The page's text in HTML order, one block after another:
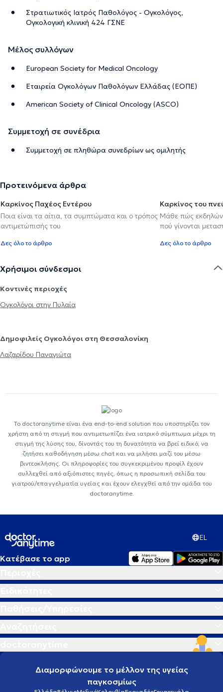
Στρατιωτικός Ιατρός Παθολόγος - Ογκολόγος,
Ογκολογική κλινική 424 ΓΣΝΕ
Μέλος συλλόγων
European Society for Medical Oncology
Εταιρεία Ογκολόγων Παθολόγων Ελλάδας (ΕΟΠΕ)
American Society of Clinical Oncology (ASCO)
Συμμετοχή σε συνέδρια
Συμμετοχή σε πληθώρα συνεδρίων ως ομιλητής
Προτεινόμενα άρθρα
Καρκίνος Παχέος Εντέρου
Ποια είναι τα αίτια, τα συμπτώματα και ο τρόπος
αντιμετώπισής του
Δες όλο το άρθρο
Καρκίνος του
Μάθε πώς
πού γίνονται
Δες όλο το άρθρο
Χρήσιμοι σύνδεσμοι
Κοντινές περιοχές
Ογκολόγοι στην Πυλαία
Δημοφιλείς Ογκολόγοι στη Θεσσαλονίκη
Λαζαρίδου Παναγιώτα
Το doctoranytime είναι ένα end-to-end solution που υποστηρίζει τον
χρήστη από τη στιγμή που αντιμετωπίζει ένα ιατρικό σύμπτωμα μέχρι τη
στιγμή της λύσης του, δίνοντάς του τη δυνατότητα να βρεί ειδικό, να
ζητήσει καθοδήγηση μέσω chat και να μιλήσει μαζί του μέσω
βιντεοκλήσης. Οι πληροφορίες του συγκεκριμένου προφίλ έχουν
συλλεχθεί από αξιόπιστες πηγές, όπως η προσωπική σελίδα του
γιατρού/επαγγελματία υγείας και έχουν ελεγχθεί από την ομάδα του
doctoranytime.
EL
Κατέβασε το app
Διαμορφώνουμε το μέλλον της υγείας
παγκοσμίως